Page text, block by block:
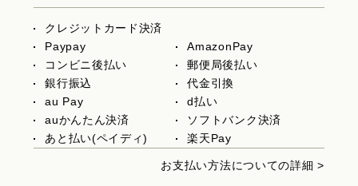
クレジットカード決済
Paypay
AmazonPay
コンビニ後払い
郵便局後払い
銀行振込
代金引換
au Pay
d払い
auかんたん決済
ソフトバンク決済
あと払い(ペイディ)
楽天Pay
お支払い方法についての詳細 >